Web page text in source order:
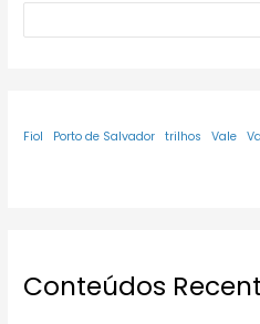
Fiol Porto de Salvador trilhos Vale
Conteúdos